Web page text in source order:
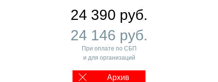
24 390 руб.
24 146 руб.
При оплате по СБП
и для организаций
Архив